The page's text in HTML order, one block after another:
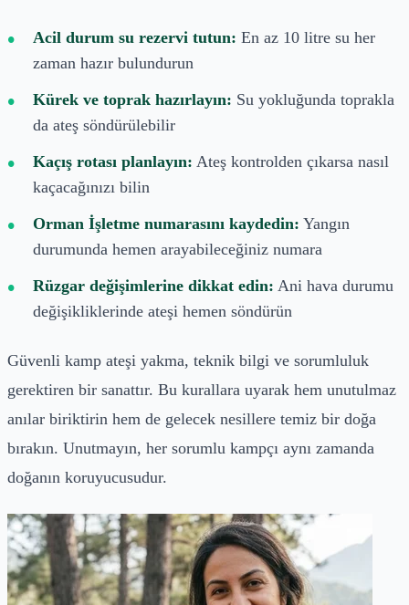
Acil durum su rezervi tutun: En az 10 litre su her
zaman hazır bulundurun
Kürek ve toprak hazırlayın: Su yokluğunda toprakla
da ateş söndürülebilir
Kaçış rotası planlayın: Ateş kontrolden çıkarsa nasıl
kaçacağınızı bilin
Orman İşletme numarasını kaydedin: Yangın
durumunda hemen arayabileceğiniz numara
Rüzgar değişimlerine dikkat edin: Ani hava durumu
değişikliklerinde ateşi hemen söndürün
Güvenli kamp ateşi yakma, teknik bilgi ve sorumluluk
gerektiren bir sanattır. Bu kurallara uyarak hem unutulmaz
anılar biriktirin hem de gelecek nesillere temiz bir doğa
bırakın. Unutmayın, her sorumlu kampçı aynı zamanda
doğanın koruyucusudur.